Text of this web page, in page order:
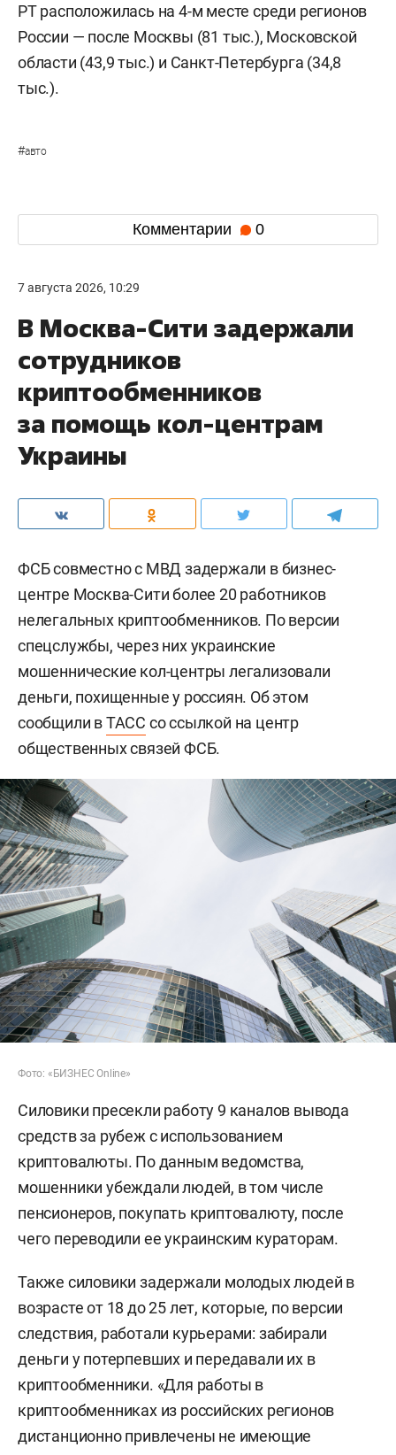
РТ расположилась на 4-м месте среди регионов
России — после Москвы (81 тыс.), Московской
области (43,9 тыс.) и Санкт-Петербурга (34,8
тыс.).
#авто
Комментарии 0
7 августа 2026, 10:29
В Москва-Сити задержали
сотрудников
криптообменников
за помощь кол-центрам
Украины
ФСБ совместно с МВД задержали в бизнес-
центре Москва-Сити более 20 работников
нелегальных криптообменников. По версии
спецслужбы, через них украинские
мошеннические кол-центры легализовали
деньги, похищенные у россиян. Об этом
сообщили вТАСС со ссылкой на центр
общественных связей ФСБ.
Фото: «БИЗНЕС Online»
Силовики пресекли работу 9 каналов вывода
средств за рубеж с использованием
криптовалюты. По данным ведомства,
мошенники убеждали людей, в том числе
пенсионеров, покупать криптовалюту, после
чего переводили ее украинским кураторам.
Также силовики задержали молодых людей в
возрасте от 18 до 25 лет, которые, по версии
следствия, работали курьерами: забирали
деньги у потерпевших и передавали их в
криптообменники. «Для работы в
криптообменниках из российских регионов
дистанционно привлечены не имеющие